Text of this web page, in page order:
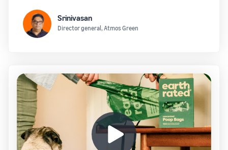
Srinivasan
Director general, Atmos Green